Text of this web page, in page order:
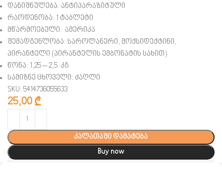
დანიშნულება: ანტიპარაზიტული
რაოდენობა: 1 ტაბლეტი
მწარმოებელი: ამერიკა
შემადგენლობა: საროლანერი, მოქსიდექტინი,
პირანტელი (პირანტელის ემბონატის სახით)
წონა: 1,25 – 2,5 კგ
სამიზნე ცხოველი: ძაღლი
SKU: 5414736055633
25,00 ₾
კალათაში დამატება
Buy now